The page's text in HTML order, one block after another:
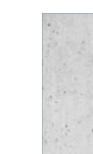
med tät
krävs
må bra.